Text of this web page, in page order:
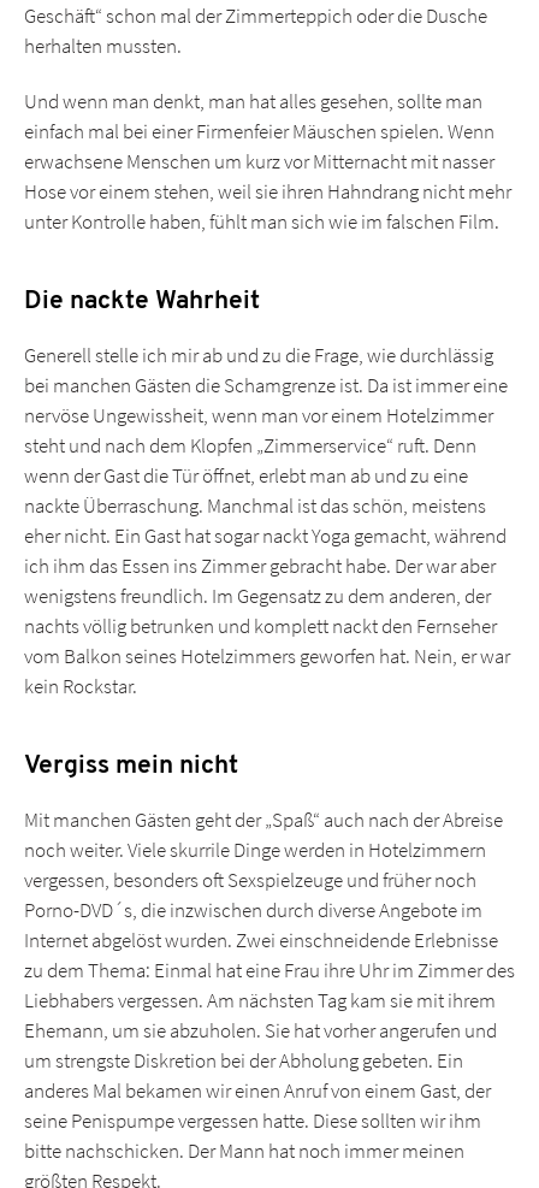
Geschäft“ schon mal der Zimmerteppich oder die Dusche
herhalten mussten.
Und wenn man denkt, man hat alles gesehen, sollte man
einfach mal bei einer Firmenfeier Mäuschen spielen. Wenn
erwachsene Menschen um kurz vor Mitternacht mit nasser
Hose vor einem stehen, weil sie ihren Hahndrang nicht mehr
unter Kontrolle haben, fühlt man sich wie im falschen Film.
Die nackte Wahrheit
Generell stelle ich mir ab und zu die Frage, wie durchlässig
bei manchen Gästen die Schamgrenze ist. Da ist immer eine
nervöse Ungewissheit, wenn man vor einem Hotelzimmer
steht und nach dem Klopfen „Zimmerservice“ ruft. Denn
wenn der Gast die Tür öffnet, erlebt man ab und zu eine
nackte Überraschung. Manchmal ist das schön, meistens
eher nicht. Ein Gast hat sogar nackt Yoga gemacht, während
ich ihm das Essen ins Zimmer gebracht habe. Der war aber
wenigstens freundlich. Im Gegensatz zu dem anderen, der
nachts völlig betrunken und komplett nackt den Fernseher
vom Balkon seines Hotelzimmers geworfen hat. Nein, er war
kein Rockstar.
Vergiss mein nicht
Mit manchen Gästen geht der „Spaß“ auch nach der Abreise
noch weiter. Viele skurrile Dinge werden in Hotelzimmern
vergessen, besonders oft Sexspielzeuge und früher noch
Porno-DVD´s, die inzwischen durch diverse Angebote im
Internet abgelöst wurden. Zwei einschneidende Erlebnisse
zu dem Thema: Einmal hat eine Frau ihre Uhr im Zimmer des
Liebhabers vergessen. Am nächsten Tag kam sie mit ihrem
Ehemann, um sie abzuholen. Sie hat vorher angerufen und
um strengste Diskretion bei der Abholung gebeten. Ein
anderes Mal bekamen wir einen Anruf von einem Gast, der
seine Penispumpe vergessen hatte. Diese sollten wir ihm
bitte nachschicken. Der Mann hat noch immer meinen
größten Respekt.